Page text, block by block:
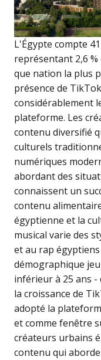
L'Égypte compte
représentant 2,6
que nation la plus
présence de
considérablement
plateforme. Les
contenu diversifié
culturels
numériques
abordant des
connaissent un
contenu
égyptienne et la
musical varie des
et au rap
démographique
inférieur à 25 ans
la croissance de
adopté la
et comme fenêtre
créateurs urbains
contenu qui